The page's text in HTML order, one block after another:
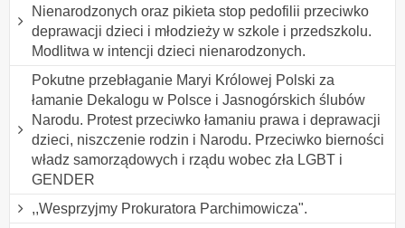
Nienarodzonych oraz pikieta stop pedofilii przeciwko
deprawacji dzieci i młodzieży w szkole i przedszkolu.
Modlitwa w intencji dzieci nienarodzonych.
Pokutne przebłaganie Maryi Królowej Polski za
łamanie Dekalogu w Polsce i Jasnogórskich ślubów
Narodu. Protest przeciwko łamaniu prawa i deprawacji
dzieci, niszczenie rodzin i Narodu. Przeciwko bierności
władz samorządowych i rządu wobec zła LGBT i
GENDER
,,Wesprzyjmy Prokuratora Parchimowicza".